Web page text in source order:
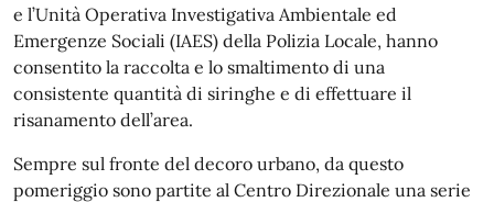
e l’Unità Operativa Investigativa Ambientale ed
Emergenze Sociali (IAES) della Polizia Locale, hanno
consentito la raccolta e lo smaltimento di una
consistente quantità di siringhe e di effettuare il
risanamento dell’area.
Sempre sul fronte del decoro urbano, da questo
pomeriggio sono partite al Centro Direzionale una serie